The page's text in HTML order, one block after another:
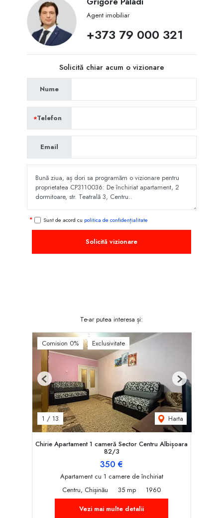
Agent imobiliar
+373 79 000 321
Solicită chiar acum o vizionare
Nume
Telefon
Email
Sunt de acord cu politica de confidențialitate
Solicită vizionare
Te-ar putea interesa și:
Comision 0% Exclusivitate
1 / 13 Harta
Previous Next
Chirie Apartament 1 cameră Sector Centru Albișoara
82/3
350 €
Apartament cu 1 camere de închiriat
Centru, Chișinău
35 mp
1960
Vezi mai multe detalii